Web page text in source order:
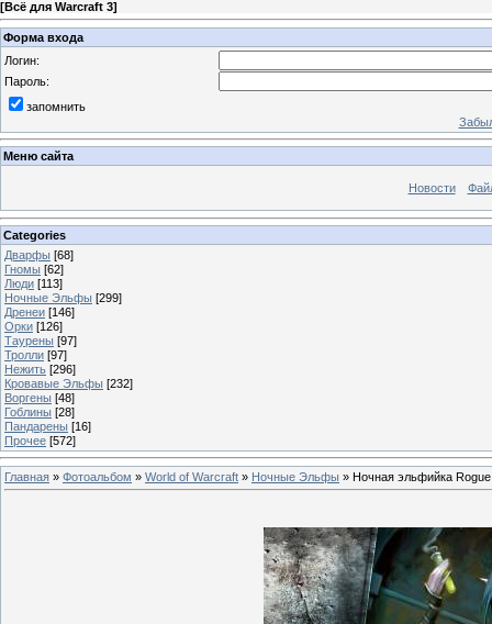
[Всё для Warcraft 3]
Форма входа
Логин:
Пароль:
запомнить
Меню сайта
Новости
Categories
Дварфы [68]
Гномы [62]
Люди [113]
Ночные Эльфы [299]
Дренеи [146]
Орки [126]
Таурены [97]
Тролли [97]
Нежить [296]
Кровавые Эльфы [232]
Воргены [48]
Гоблины [28]
Пандарены [16]
Прочее [572]
Главная » Фотоальбом » World of Warcraft » Ночные Эльфы » Ночная эльфийка Rogue